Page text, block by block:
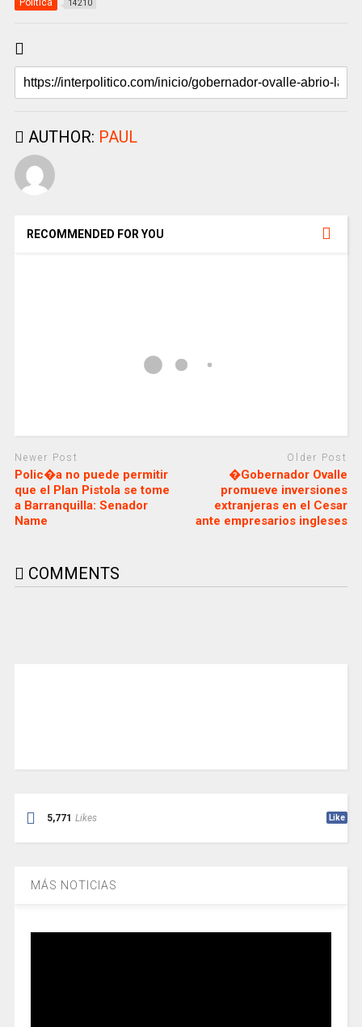
Politica 14210
AUTHOR: PAUL
RECOMMENDED FOR YOU
Newer Post
Polic�a no puede permitir
que el Plan Pistola se tome
a Barranquilla: Senador
Name
Older Post
�Gobernador Ovalle
promueve inversiones
extranjeras en el Cesar
ante empresarios ingleses
COMMENTS
5,771 Likes Like
MÁS NOTICIAS